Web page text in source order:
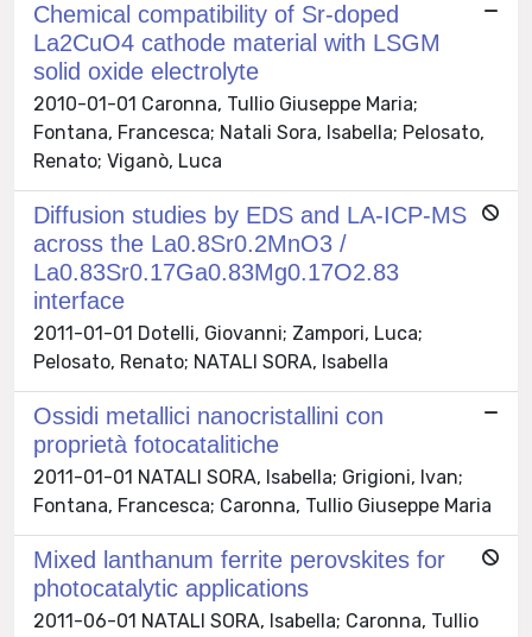
Chemical compatibility of Sr-doped
La2CuO4 cathode material with LSGM
solid oxide electrolyte
2010-01-01 Caronna, Tullio Giuseppe Maria;
Fontana, Francesca; Natali Sora, Isabella; Pelosato,
Renato; Viganò, Luca
Diffusion studies by EDS and LA-ICP-MS
across the La0.8Sr0.2MnO3 /
La0.83Sr0.17Ga0.83Mg0.17O2.83
interface
2011-01-01 Dotelli, Giovanni; Zampori, Luca;
Pelosato, Renato; NATALI SORA, Isabella
Ossidi metallici nanocristallini con
proprietà fotocatalitiche
2011-01-01 NATALI SORA, Isabella; Grigioni, Ivan;
Fontana, Francesca; Caronna, Tullio Giuseppe Maria
Mixed lanthanum ferrite perovskites for
photocatalytic applications
2011-06-01 NATALI SORA, Isabella; Caronna, Tullio